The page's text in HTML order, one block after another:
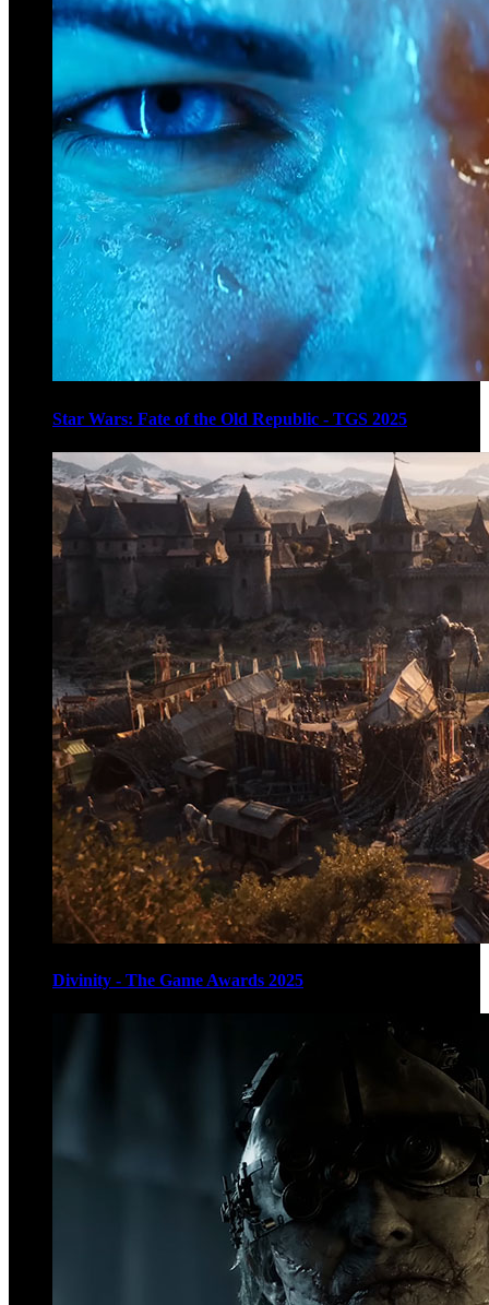
Star Wars: Fate of the Old Republic - TGS 2025
Divinity - The Game Awards 2025